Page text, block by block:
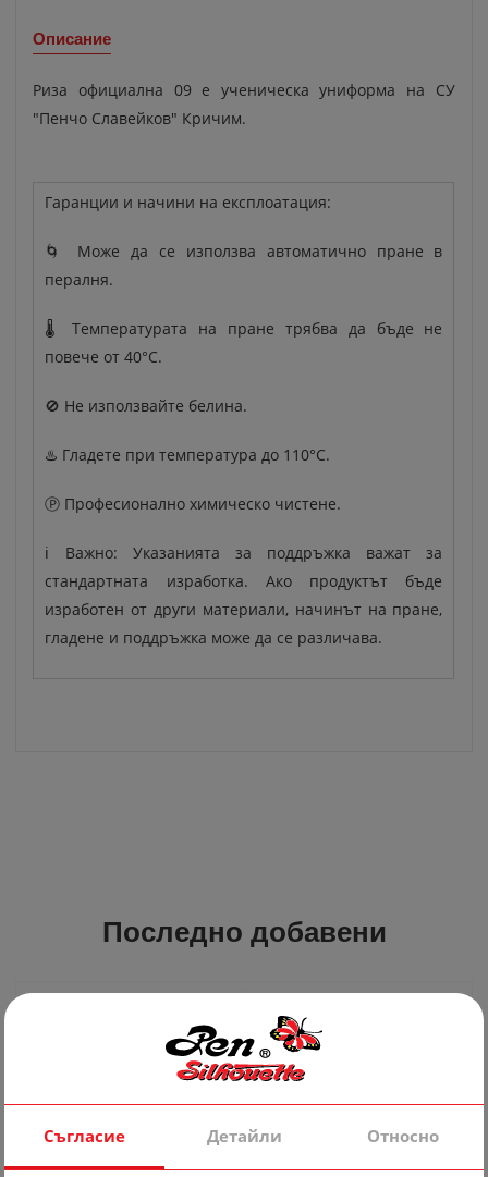
Описание
Риза официална 09 е ученическа униформа на СУ
"Пенчо Славейков" Кричим.
Гаранции и начини на експлоатация:
🌀 Може да се използва автоматично пране в
пералня.
🌡️ Температурата на пране трябва да бъде не
повече от 40°C.
🚫 Не използвайте белина.
♨️ Гладете при температура до 110°C.
Ⓟ Професионално химическо чистене.
ℹ️ Важно: Указанията за поддръжка важат за
стандартната изработка. Ако продуктът бъде
изработен от други материали, начинът на пране,
гладене и поддръжка може да се различава.
Последно добавени
Съгласие Детайли Относно